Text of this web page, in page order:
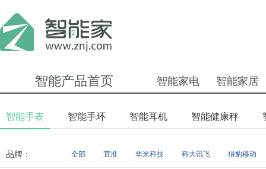
智能产品首页 智能家电 智能家居
智能手表 智能手环 智能耳机 智能健康秤
品牌： 全部 宜准 华米科技 科大讯飞 猎豹移动